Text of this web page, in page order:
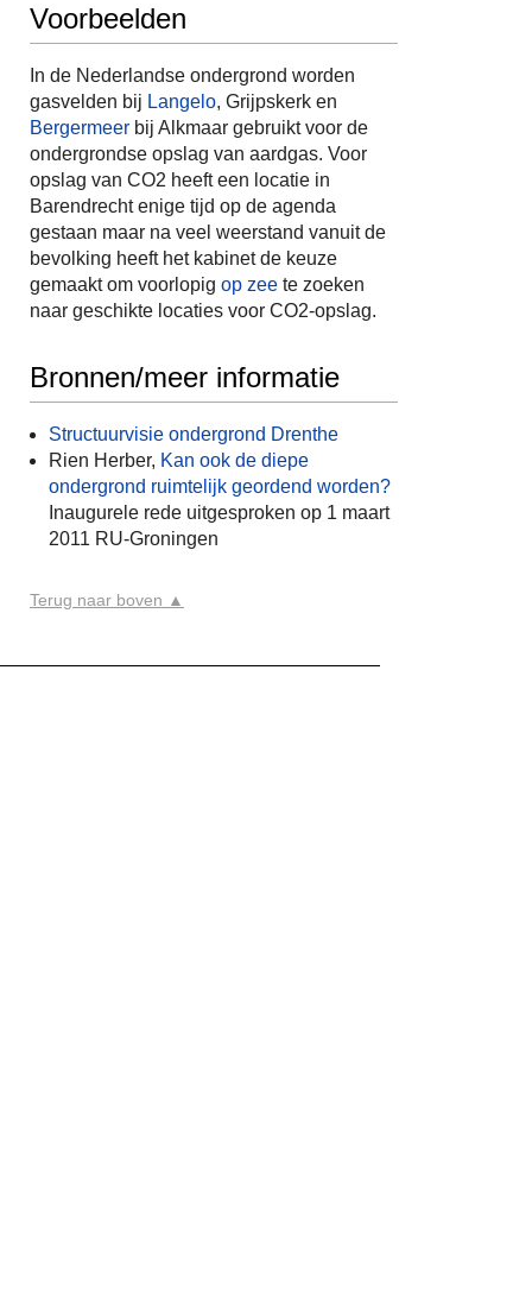
Voorbeelden
In de Nederlandse ondergrond worden
gasvelden bij Langelo, Grijpskerk en
Bergermeer bij Alkmaar gebruikt voor de
ondergrondse opslag van aardgas. Voor
opslag van CO2 heeft een locatie in
Barendrecht enige tijd op de agenda
gestaan maar na veel weerstand vanuit de
bevolking heeft het kabinet de keuze
gemaakt om voorlopig op zee te zoeken
naar geschikte locaties voor CO2-opslag.
Bronnen/meer informatie
Structuurvisie ondergrond Drenthe
Rien Herber, Kan ook de diepe
ondergrond ruimtelijk geordend worden?
Inaugurele rede uitgesproken op 1 maart
2011 RU-Groningen
Terug naar boven ▲